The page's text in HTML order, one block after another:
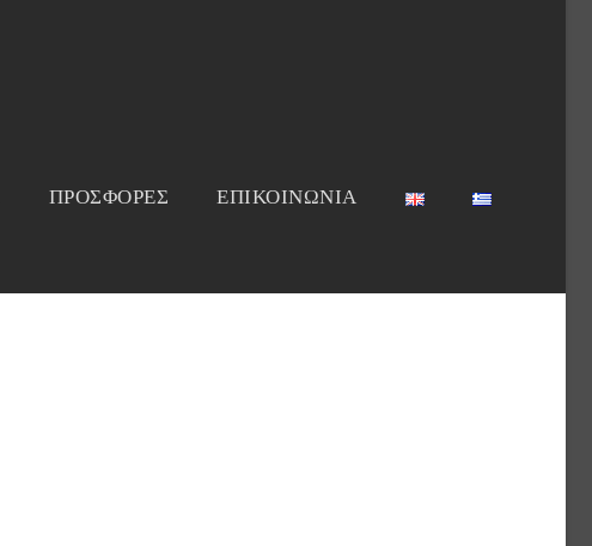
ΠΡΟΣΦΟΡΕΣ ΕΠΙΚΟΙΝΩΝΙΑ